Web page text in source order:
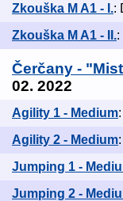
Zkouška M A1 - I.:
Zkouška M A1 - II.:
Čerčany -
02. 2022
Agility 1 - Medium
Agility 2 - Medium
Jumping 1 -
Jumping 2 -